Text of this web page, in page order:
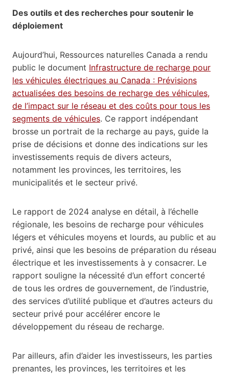
Des outils et des recherches pour soutenir le
déploiement
Aujourd’hui, Ressources naturelles Canada a rendu
public le document Infrastructure de recharge pour
les véhicules électriques au Canada : Prévisions
actualisées des besoins de recharge des véhicules,
de l’impact sur le réseau et des coûts pour tous les
segments de véhicules. Ce rapport indépendant
brosse un portrait de la recharge au pays, guide la
prise de décisions et donne des indications sur les
investissements requis de divers acteurs,
notamment les provinces, les territoires, les
municipalités et le secteur privé.
Le rapport de 2024 analyse en détail, à l’échelle
régionale, les besoins de recharge pour véhicules
légers et véhicules moyens et lourds, au public et au
privé, ainsi que les besoins de préparation du réseau
électrique et les investissements à y consacrer. Le
rapport souligne la nécessité d’un effort concerté
de tous les ordres de gouvernement, de l’industrie,
des services d’utilité publique et d’autres acteurs du
secteur privé pour accélérer encore le
développement du réseau de recharge.
Par ailleurs, afin d’aider les investisseurs, les parties
prenantes, les provinces, les territoires et les